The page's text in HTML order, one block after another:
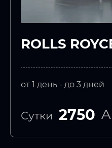
ROLLS
от 1 день - до 3 дней
Сутки 2750